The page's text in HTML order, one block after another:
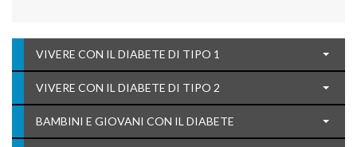
VIVERE CON IL DIABETE DI TIPO 1
VIVERE CON IL DIABETE DI TIPO 2
BAMBINI E GIOVANI CON IL DIABETE